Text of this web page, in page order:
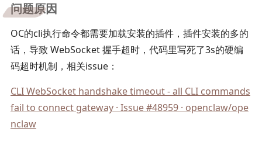
问题原因
OC的cli执行命令都需要加载安装的插件，插件安装的多的
话，导致 WebSocket 握手超时，代码里写死了3s的硬编
码超时机制，相关issue：
CLI WebSocket handshake timeout - all CLI commands
fail to connect gateway · Issue #48959 · openclaw/ope
nclaw